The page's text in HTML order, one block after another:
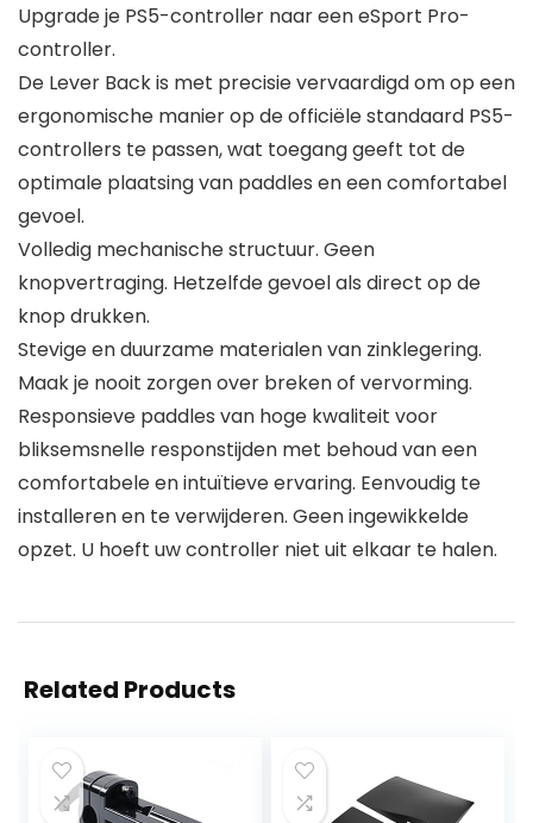
Upgrade je PS5-controller naar een eSport Pro-
controller.
De Lever Back is met precisie vervaardigd om op een
ergonomische manier op de officiële standaard PS5-
controllers te passen, wat toegang geeft tot de
optimale plaatsing van paddles en een comfortabel
gevoel.
Volledig mechanische structuur. Geen
knopvertraging. Hetzelfde gevoel als direct op de
knop drukken.
Stevige en duurzame materialen van zinklegering.
Maak je nooit zorgen over breken of vervorming.
Responsieve paddles van hoge kwaliteit voor
bliksemsnelle responstijden met behoud van een
comfortabele en intuïtieve ervaring. Eenvoudig te
installeren en te verwijderen. Geen ingewikkelde
opzet. U hoeft uw controller niet uit elkaar te halen.
Related Products